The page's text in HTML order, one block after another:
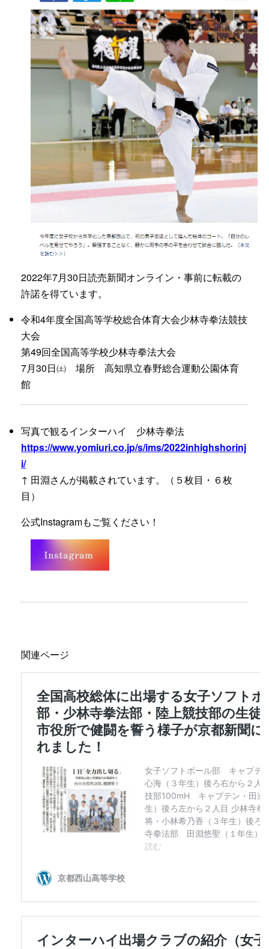
2022年7月30日読売新聞オンライン・事前に転載の
許諾を得ています。
令和4年度全国高等学校総合体育大会少林寺拳法競技
大会
第49回全国高等学校少林寺拳法大会
7月30日㈯ 場所 高知県立春野総合運動公園体育
館
写真で観るインターハイ 少林寺拳法
https://www.yomiuri.co.jp/s/ims/2022inhighshorinj
i/
↑ 田淵さんが掲載されています。（５枚目・６枚
目）
公式Instagramもご覧ください！
関連ページ